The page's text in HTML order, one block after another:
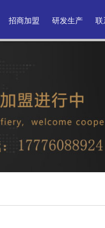
招商加盟 研发生产 联